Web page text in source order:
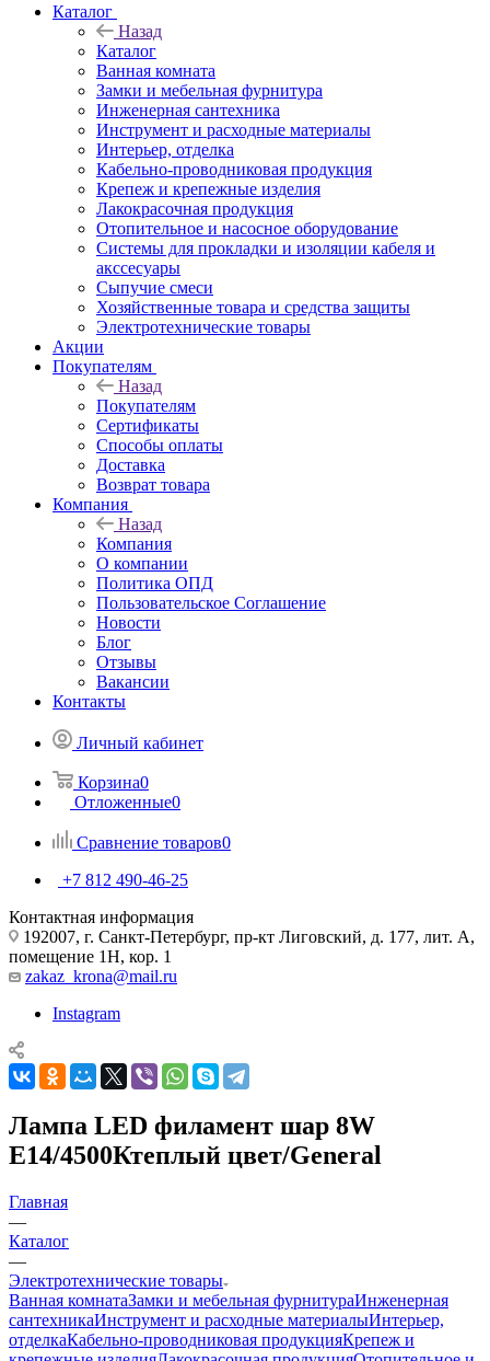
Каталог
Назад
Каталог
Ванная комната
Замки и мебельная фурнитура
Инженерная сантехника
Инструмент и расходные материалы
Интерьер, отделка
Кабельно-проводниковая продукция
Крепеж и крепежные изделия
Лакокрасочная продукция
Отопительное и насосное оборудование
Системы для прокладки и изоляции кабеля и
акссесуары
Сыпучие смеси
Хозяйственные товара и средства защиты
Электротехнические товары
Акции
Покупателям
Назад
Покупателям
Сертификаты
Способы оплаты
Доставка
Возврат товара
Компания
Назад
Компания
О компании
Политика ОПД
Пользовательское Соглашение
Новости
Блог
Отзывы
Вакансии
Контакты
Личный кабинет
Корзина0
Отложенные0
Сравнение товаров0
+7 812 490-46-25
Контактная информация
192007, г. Санкт-Петербург, пр-кт Лиговский, д. 177, лит. А,
помещение 1Н, кор. 1
zakaz_krona@mail.ru
Instagram
Лампа LED филамент шар 8W
Е14/4500Ктеплый цвет/General
Главная
—
Каталог
—
Электротехнические товары
Ванная комнатаЗамки и мебельная фурнитураИнженерная
сантехникаИнструмент и расходные материалыИнтерьер,
отделкаКабельно-проводниковая продукцияКрепеж и